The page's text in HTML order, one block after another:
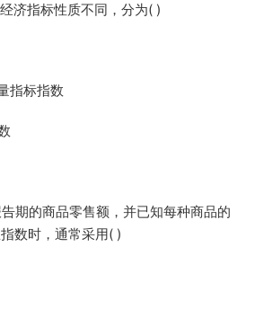
济指标性质不同，分为( )
指标指数
期的商品零售额，并已知每种商品的
数时，通常采用( )